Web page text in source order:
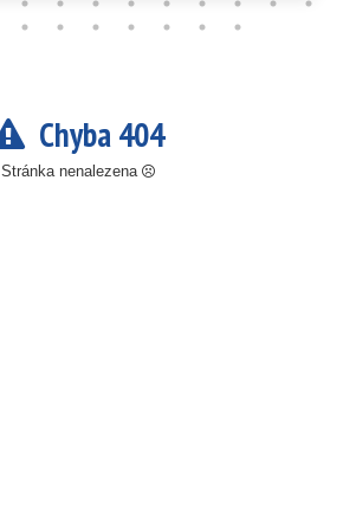
Chyba 404
Stránka nenalezena